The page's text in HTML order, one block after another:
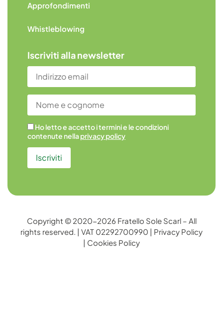
Approfondimenti
Whistleblowing
Iscriviti alla newsletter
Ho letto e accetto i termini e le condizioni
contenute nellaprivacy policy
Copyright © 2020-2026 Fratello Sole Scarl – All
rights reserved. | VAT 02292700990 | Privacy Policy
| Cookies Policy